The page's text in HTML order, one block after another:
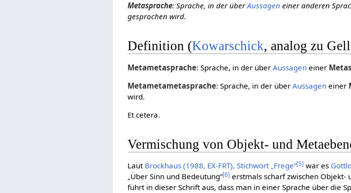
Metasprache: Sprache, in der überAussagen einer anderen
gesprochen wird.
Definition (Kowarschick, analog zu
Metametasprache: Sprache, in der überAussagen einer
Metametametasprache: Sprache, in der überAussagen einer
wird.
Et cetera.
Vermischung von Objekt- und
Laut Brockhaus (1988, EX-FRT), Stichwort „Frege“[5] war es
„Über Sinn und Bedeutung“[6] erstmals scharf zwischen Objekt-
führt in dieser Schrift aus, dass man in einer Sprache über die